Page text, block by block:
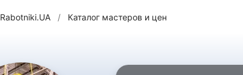
Rabotniki.UA / Каталог мастеров и цен